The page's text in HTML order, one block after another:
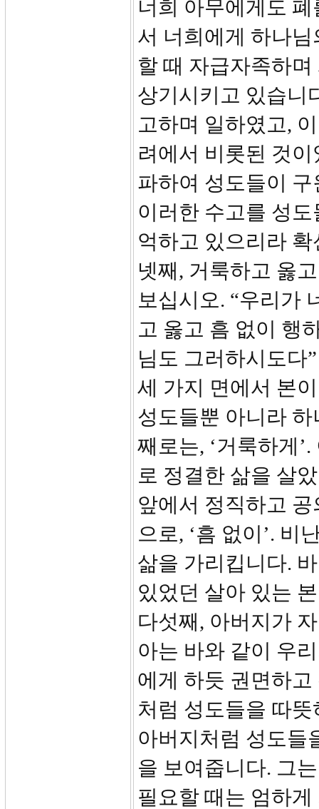
너희 아무에게도
서 너희에게 하나
할 때 자급자족하
상기시키고 있습니
고하며 일하였고,
려에서 비롯된 것
파하여 성도들이
이러한 수고를 성
억하고 있으리라
넷째, 거룩하고 옳
보십시오. “우리가
고 옳고 흠 없이 행
님도 그러하시도다
세 가지 면에서 본
성도들뿐 아니라
째로는, ‘거룩하게
로 정결한 삶을 살
앞에서 정직하고
으로, ‘흠 없이’. 비
삶을 가리킵니다.
있었던 살아 있는
다섯째, 아버지가
아는 바와 같이 우
에게 하듯 권면하
처럼 성도들을 따
아버지처럼 성도들
을 보여줍니다. 그
필요할 때는 엄하